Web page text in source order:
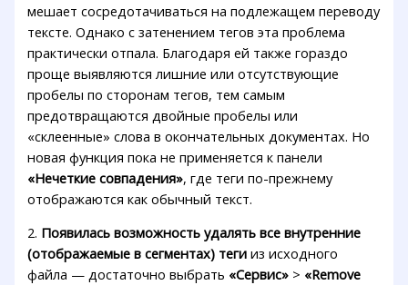
мешает сосредотачиваться на подлежащем переводу
тексте. Однако с затенением тегов эта проблема
практически отпала. Благодаря ей также гораздо
проще выявляются лишние или отсутствующие
пробелы по сторонам тегов, тем самым
предотвращаются двойные пробелы или
«склеенные» слова в окончательных документах. Но
новая функция пока не применяется к панели
«Нечеткие совпадения», где теги по-прежнему
отображаются как обычный текст.
2. Появилась возможность удалять все внутренние
(отображаемые в сегментах) теги из исходного
файла — достаточно выбрать «Сервис» > «Remove